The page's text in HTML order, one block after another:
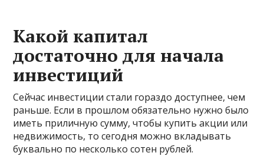
Какой капитал
достаточно для начала
инвестиций
Сейчас инвестиции стали гораздо доступнее, чем
раньше. Если в прошлом обязательно нужно было
иметь приличную сумму, чтобы купить акции или
недвижимость, то сегодня можно вкладывать
буквально по несколько сотен рублей.